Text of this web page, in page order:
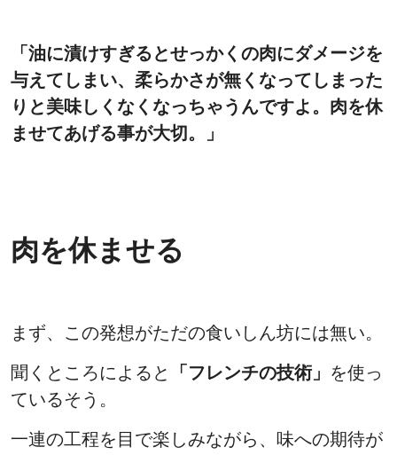
「油に漬けすぎるとせっかくの肉にダメージを
与えてしまい、柔らかさが無くなってしまった
りと美味しくなくなっちゃうんですよ。肉を休
ませてあげる事が大切。」
肉を休ませる
まず、この発想がただの食いしん坊には無い。
聞くところによると 「フレンチの技術」 を使っ
ているそう。
一連の工程を目で楽しみながら、味への期待が